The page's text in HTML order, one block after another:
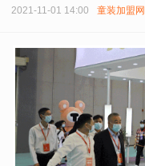
2021-11-01 14:00 童装加盟网